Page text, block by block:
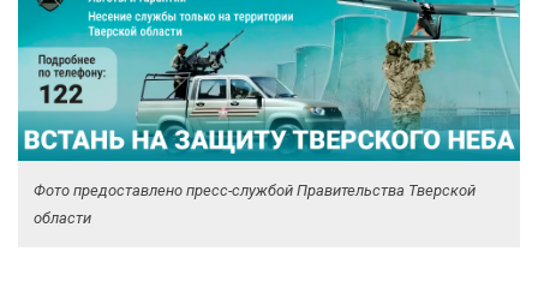
Фото предоставлено пресс-службой Правительства Тверской
области